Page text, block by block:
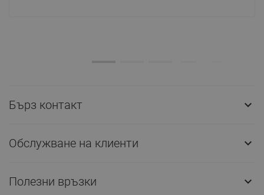
Бърз контакт 
Обслужване на клиенти 
Полезни връзки 